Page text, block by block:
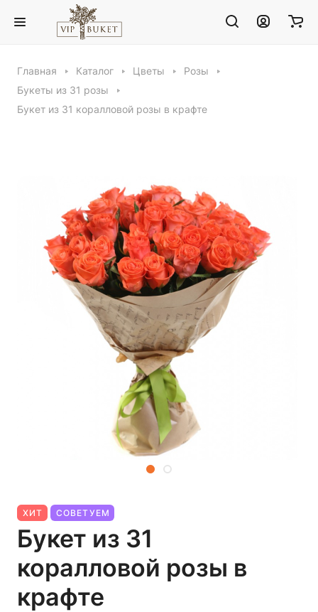
Главная Каталог Цветы
Розы
Букеты из 31 розы
Букет из 31 коралловой розы в крафте
ХИТ СОВЕТУЕМ
Букет из 31
коралловой розы в
крафте